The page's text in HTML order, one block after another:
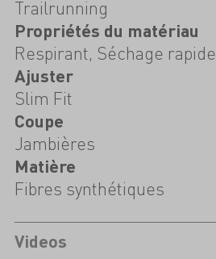
Trailrunning
Propriétés du matériau
Respirant, Séchage rapide
Ajuster
Slim Fit
Coupe
Jambières
Matière
Fibres synthétiques
Videos